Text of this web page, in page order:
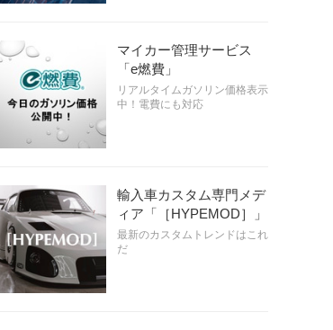
マイカー管理サービス
「e燃費」
リアルタイムガソリン価格表示
中！電費にも対応
輸入車カスタム専門メデ
ィア「［HYPEMOD］」
最新のカスタムトレンドはこれ
だ